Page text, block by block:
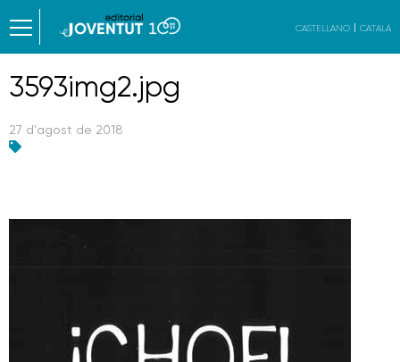
CASTELLANO CATALÀ
3593img2.jpg
27 d'agost de 2018